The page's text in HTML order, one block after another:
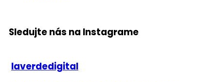
Sledujte nás na Instagrame
laverdedigital